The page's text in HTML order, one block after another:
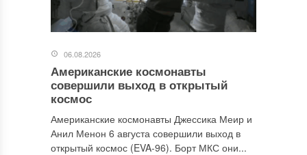
06.08.2026
Американские космонавты
совершили выход в открытый
космос
Американские космонавты Джессика Меир и
Анил Менон 6 августа совершили выход в
открытый космос (EVA-96). Борт МКС они...